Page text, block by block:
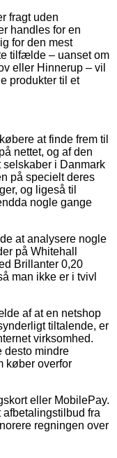
fragt uden
handles for en
for den mest
tilfælde – uanset om
eller Hinnerup – vil
produkter til et
at finde frem til
nettet, og af den
i Danmark
på specielt deres
og ligeså til
nogle gange
at analysere nogle
på Whitehall
Brillanter 0,20
man ikke er i tvivl
af at en netshop
tiltalende, er
virksomhed.
desto mindre
køber overfor
eller MobilePay.
fra
regningen over